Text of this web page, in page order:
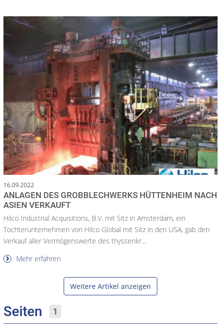
16.09.2022
ANLAGEN DES GROBBLECHWERKS HÜTTENHEIM NACH
ASIEN VERKAUFT
Hilco Industrial Acquisitions, B.V. mit Sitz in Amsterdam, ein
Tochterunternehmen von Hilco Global mit Sitz in den USA, gab den
Verkauf aller Vermögenswerte des thyssenkr...
Mehr erfahren
Weitere Artikel anzeigen
Seiten 1